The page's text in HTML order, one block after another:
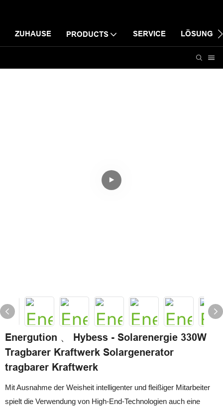
ZUHAUSE PRODUCTS SERVICE LÖSUNG
Energution 、 Hybess - Solarenergie 330W
Tragbarer Kraftwerk Solargenerator
tragbarer Kraftwerk
Mit Ausnahme der Weisheit intelligenter und fleißiger Mitarbeiter
spielt die Verwendung von High-End-Technologien auch eine